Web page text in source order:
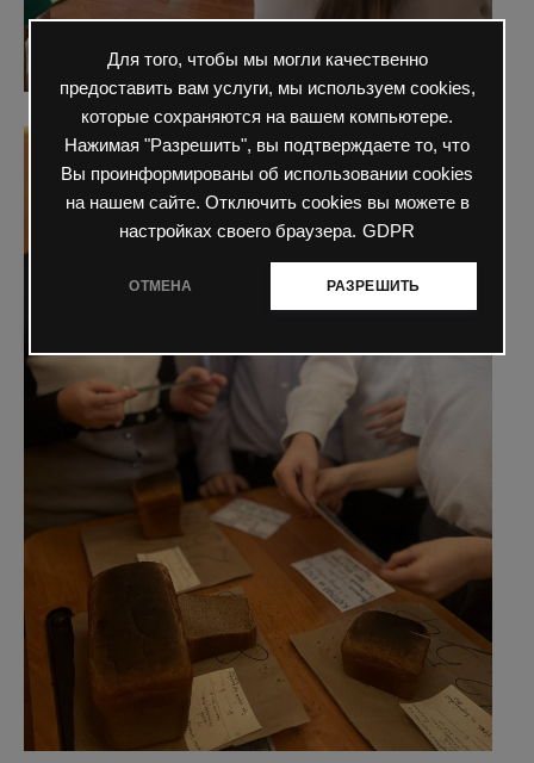
Для того, чтобы мы могли качественно
предоставить вам услуги, мы используем cookies,
которые сохраняются на вашем компьютере.
Нажимая "Разрешить", вы подтверждаете то, что
Вы проинформированы об использовании cookies
на нашем сайте. Отключить cookies вы можете в
настройках своего браузера. GDPR
ОТМЕНА РАЗРЕШИТЬ